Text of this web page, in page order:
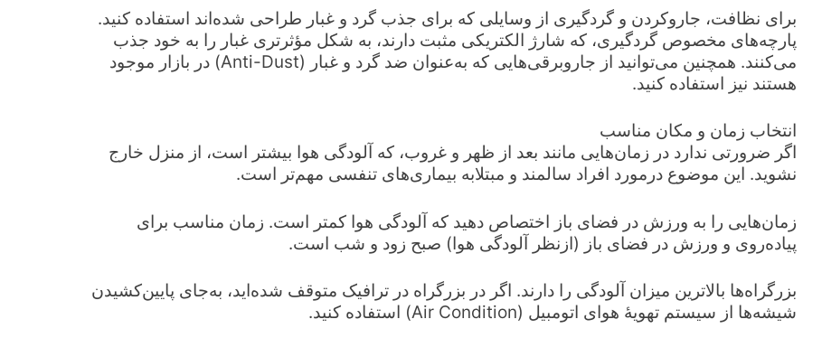
برای نظافت، جاروکردن و گردگیری از وسایلی که برای جذب گرد و غبار طراحی شده‌اند استفاده کنید.
پارچه‌های مخصوص گردگیری، که شارژ الکتریکی مثبت دارند، به شکل مؤثرتری غبار را به خود جذب
می‌کنند. همچنین می‌توانید از جاروبرقی‌هایی که به‌عنوان ضد گرد و غبار (Anti-Dust) در بازار موجود
هستند نیز استفاده کنید.
انتخاب زمان و مکان مناسب
اگر ضرورتی ندارد در زمان‌هایی مانند بعد از ظهر و غروب، که آلودگی هوا بیشتر است، از منزل خارج
نشوید. این موضوع درمورد افراد سالمند و مبتلابه بیماری‌های تنفسی مهم‌تر است.
زمان‌هایی را به ورزش در فضای باز اختصاص دهید که آلودگی هوا کمتر است. زمان مناسب برای
پیاده‌روی و ورزش در فضای باز (ازنظر آلودگی هوا) صبح زود و شب است.
بزرگراه‌ها بالاترین میزان آلودگی را دارند. اگر در بزرگراه در ترافیک متوقف شده‌اید، به‌جای پایین‌کشیدن
شیشه‌ها از سیستم تهویۀ هوای اتومبیل (Air Condition) استفاده کنید.